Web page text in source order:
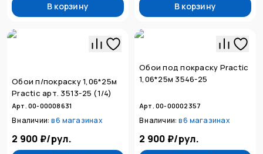
В корзину В корзину
Обои п/покраску 1,06*25м
Practic арт. 3513-25 (1/4)
Арт. 00-00008631
В наличии: в6 магазинах
2 900 ₽/рул.
Обои под покраску Practic
1,06*25м 3546-25
Арт. 00-00002357
В наличии: в6 магазинах
2 900 ₽/рул.